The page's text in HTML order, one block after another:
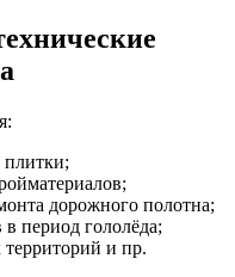
плитки;
дорожного полотна;
период гололёда;
территорий и пр.